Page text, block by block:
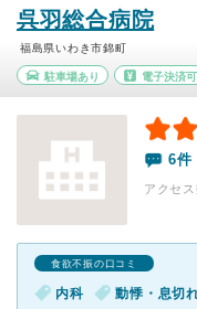
呉羽総合病院
福島県いわき市錦町
駐車場あり 電子決済可
6件
アクセ
食欲不振の口コミ
内科 動悸・息切